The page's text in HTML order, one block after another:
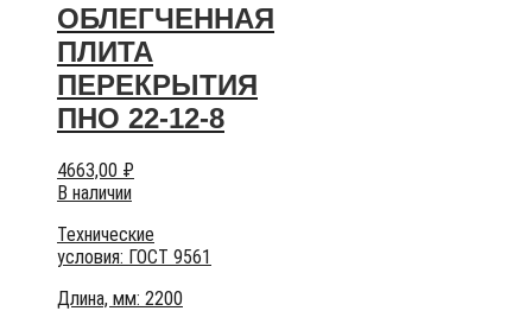
ОБЛЕГЧЕННАЯ
ПЛИТА
ПЕРЕКРЫТИЯ
ПНО 22-12-8
4663,00 ₽
В наличии
Технические
условия: ГОСТ 9561
Длина, мм: 2200